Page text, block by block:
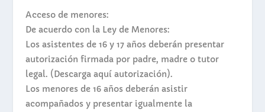
Acceso de menores:
De acuerdo con la Ley de Menores:
Los asistentes de 16 y 17 años deberán presentar
autorización firmada por padre, madre o tutor
legal. (Descarga aquí autorización).
Los menores de 16 años deberán asistir
acompañados y presentar igualmente la